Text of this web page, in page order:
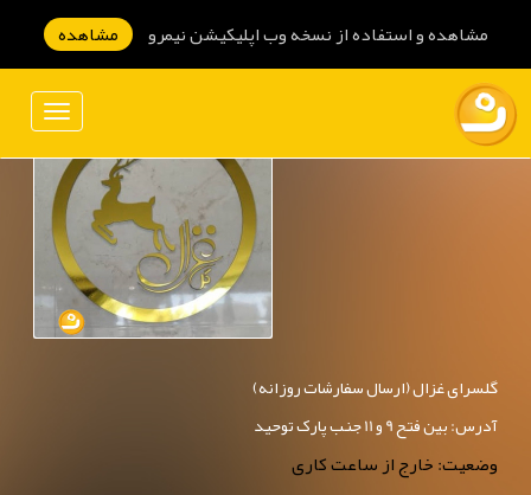
مشاهده و استفاده از نسخه وب اپلیکیشن نیمرو مشاهده
گلسرای غزال (ارسال سفارشات روزانه)
آدرس: بین فتح 9 و 11 جنب پارک توحید
وضعیت: خارج از ساعت کاری